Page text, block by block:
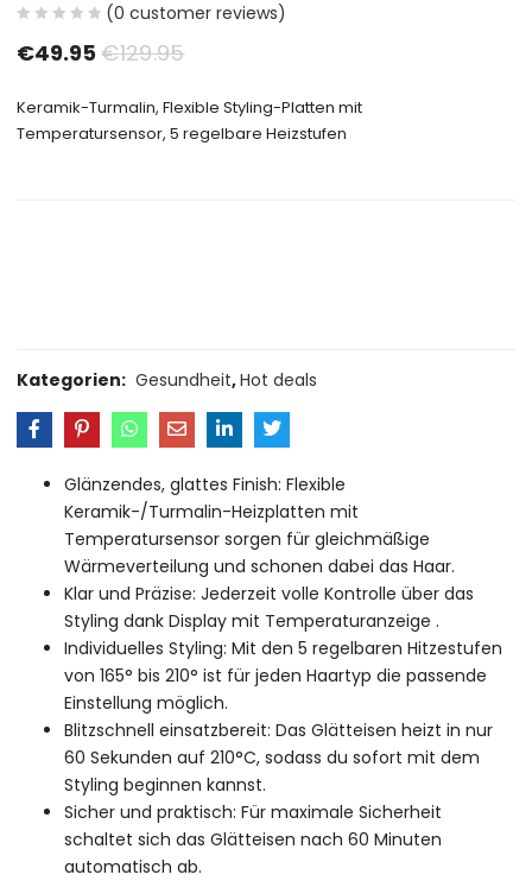
(0 customer reviews)
€49.95 €129.95
Keramik-Turmalin, Flexible Styling-Platten mit
Temperatursensor, 5 regelbare Heizstufen
Kategorien: Gesundheit,Hot deals
Glänzendes, glattes Finish: Flexible
Keramik-/Turmalin-Heizplatten mit
Temperatursensor sorgen für gleichmäßige
Wärmeverteilung und schonen dabei das Haar.
Klar und Präzise: Jederzeit volle Kontrolle über das
Styling dank Display mit Temperaturanzeige .
Individuelles Styling: Mit den 5 regelbaren Hitzestufen
von 165° bis 210° ist für jeden Haartyp die passende
Einstellung möglich.
Blitzschnell einsatzbereit: Das Glätteisen heizt in nur
60 Sekunden auf 210°C, sodass du sofort mit dem
Styling beginnen kannst.
Sicher und praktisch: Für maximale Sicherheit
schaltet sich das Glätteisen nach 60 Minuten
automatisch ab.